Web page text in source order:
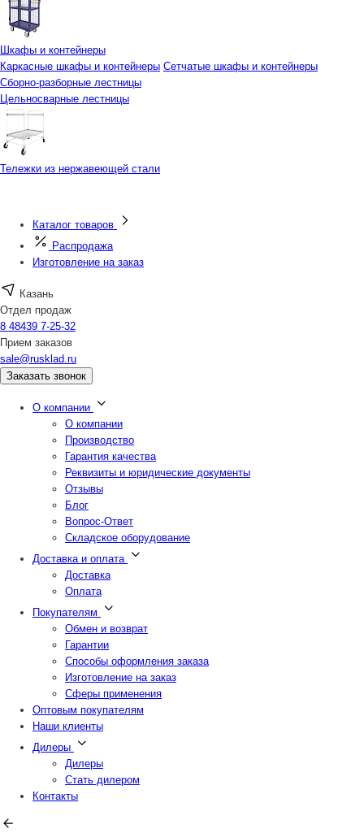
Шкафы и контейнеры
Каркасные шкафы и контейнеры Сетчатые шкафы и контейнеры
Сборно-разборные лестницы
Цельносварные лестницы
Тележки из нержавеющей стали
Каталог товаров
Распродажа
Изготовление на заказ
Казань
Отдел продаж
8 48439 7-25-32
Прием заказов
sale@rusklad.ru
Заказать звонок
О компании
О компании
Производство
Гарантия качества
Реквизиты и юридические документы
Отзывы
Блог
Вопрос-Ответ
Складское оборудование
Доставка и оплата
Доставка
Оплата
Покупателям
Обмен и возврат
Гарантии
Способы оформления заказа
Изготовление на заказ
Сферы применения
Оптовым покупателям
Наши клиенты
Дилеры
Дилеры
Стать дилером
Контакты